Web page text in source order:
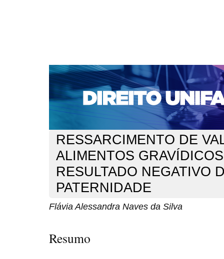
CAPA SOBRE ACESSO CADASTRO
NOTÍCIAS
EDIÇÕES DE Nº 1 A 100 WEBMAIL
Capa>n. 303 (2025) > Naves da Silva
RESSARCIMENTO DE
ALIMENTOS
RESULTADO NEGATIVO
PATERNIDADE
Flávia Alessandra Naves da Silva
Resumo